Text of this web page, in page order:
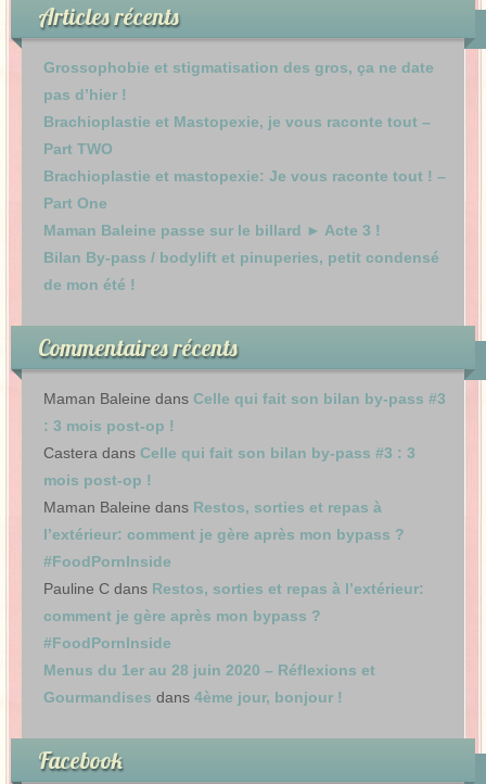
Articles récents
Grossophobie et stigmatisation des gros, ça ne date
pas d’hier !
Brachioplastie et Mastopexie, je vous raconte tout –
Part TWO
Brachioplastie et mastopexie: Je vous raconte tout ! –
Part One
Maman Baleine passe sur le billard ► Acte 3 !
Bilan By-pass / bodylift et pinuperies, petit condensé
de mon été !
Commentaires récents
Maman Baleine dans Celle qui fait son bilan by-pass #3
: 3 mois post-op !
Castera dans Celle qui fait son bilan by-pass #3 : 3
mois post-op !
Maman Baleine dans Restos, sorties et repas à
l’extérieur: comment je gère après mon bypass ?
#FoodPornInside
Pauline C dans Restos, sorties et repas à l’extérieur:
comment je gère après mon bypass ?
#FoodPornInside
Menus du 1er au 28 juin 2020 – Réflexions et
Gourmandises dans 4ème jour, bonjour !
Facebook